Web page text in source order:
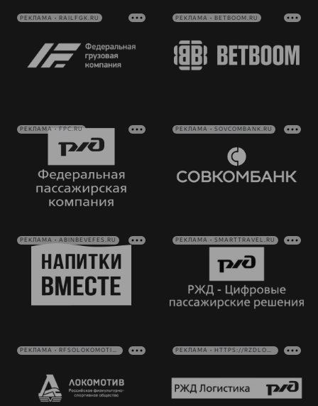
РЕКЛАМА • RAILFGK.RU РЕКЛАМА • BETBOOM.RU
РЕКЛАМА • FPC.RU РЕКЛАМА • SOVCOMBANK.RU
РЕКЛАМА • ABINBEVEFES.RU РЕКЛАМА • SMARTTRAVEL.RU
РЕКЛАМА • RFSOLOKOMOTIV.RU РЕКЛАМА • HTTPS://RZDLOG.RU/